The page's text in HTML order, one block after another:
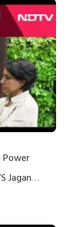
Power
Jagan